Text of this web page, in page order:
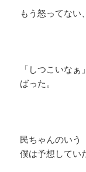
もう怒ってない
「しつこいな
ばった。
民ちゃんのいう
僕は予想してい